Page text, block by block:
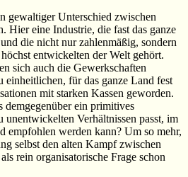
gewaltiger Unterschied zwischen
Hier eine Industrie, die fast das ganze
die nicht nur zahlenmäßig, sondern
entwickelten der Welt gehört.
sich auch die Gewerkschaften
einheitlichen, für das ganze Land fest
mit starken Kassen geworden.
demgegenüber ein primitives
unentwickelten Verhältnissen passt, im
empfohlen werden kann? Um so mehr,
selbst den alten Kampf zwischen
rein organisatorische Frage schon